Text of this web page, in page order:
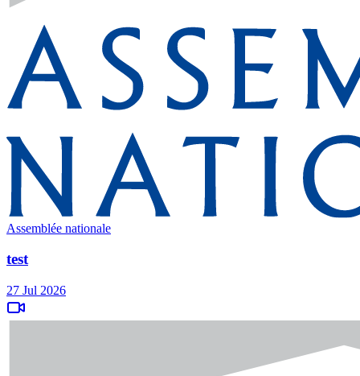
Assemblée nationale
test
27 Jul 2026